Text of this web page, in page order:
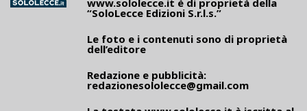
www.sololecce.it è di proprietà della
“SoloLecce Edizioni S.r.l.s.”
Le foto e i contenuti sono di proprietà
dell’editore
Redazione e pubblicità:
redazionesololecce@gmail.com